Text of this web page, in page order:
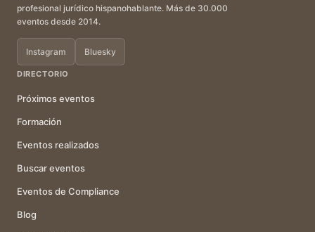
profesional jurídico hispanohablante. Más de 30.000
eventos desde 2014.
Instagram Bluesky
DIRECTORIO
Próximos eventos
Formación
Eventos realizados
Buscar eventos
Eventos de Compliance
Blog